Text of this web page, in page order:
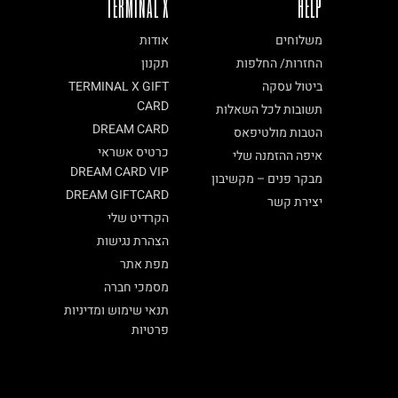
TERMINAL X
אודות
תקנון
TERMINAL X GIFT
CARD
DREAM CARD
כרטיס אשראי
DREAM CARD VIP
DREAM GIFTCARD
הקרדיט שלי
הצהרת נגישות
מפת אתר
מסמכי חברה
תנאי שימוש ומדיניות
פרטיות
HELP
משלוחים
החזרות/ החלפות
ביטול עסקה
תשובות לכל השאלות
הטבות מולטיפאס
איפה ההזמנה שלי
מבקר פנים – מקשיבון
יצירת קשר